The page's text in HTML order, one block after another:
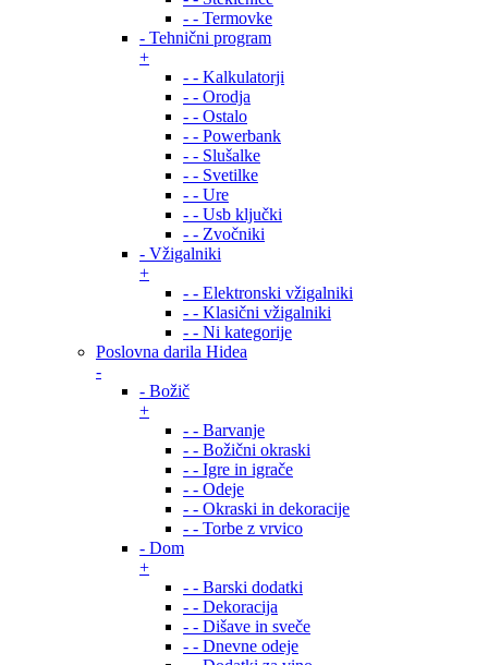
- - Termovke
- Tehnični program
+
- - Kalkulatorji
- - Orodja
- - Ostalo
- - Powerbank
- - Slušalke
- - Svetilke
- - Ure
- - Usb ključki
- - Zvočniki
- Vžigalniki
+
- - Elektronski vžigalniki
- - Klasični vžigalniki
- - Ni kategorije
Poslovna darila Hidea
-
- Božič
+
- - Barvanje
- - Božični okraski
- - Igre in igrače
- - Odeje
- - Okraski in dekoracije
- - Torbe z vrvico
- Dom
+
- - Barski dodatki
- - Dekoracija
- - Dišave in sveče
- - Dnevne odeje